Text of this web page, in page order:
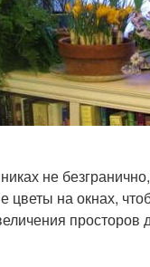
не
цветы на окнах,